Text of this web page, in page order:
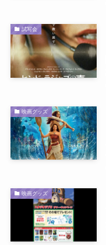
試写会
映画グッズ
映画グッズ